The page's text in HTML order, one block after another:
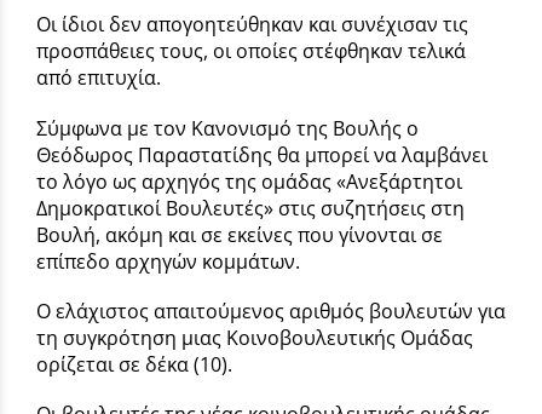
Οι ίδιοι δεν απογοητεύθηκαν και συνέχισαν τις
προσπάθειες τους, οι οποίες στέφθηκαν τελικά
από επιτυχία.
Σύμφωνα με τον Κανονισμό της Βουλής ο
Θεόδωρος Παραστατίδης θα μπορεί να λαμβάνει
το λόγο ως αρχηγός της ομάδας «Ανεξάρτητοι
Δημοκρατικοί Βουλευτές» στις συζητήσεις στη
Βουλή, ακόμη και σε εκείνες που γίνονται σε
επίπεδο αρχηγών κομμάτων.
Ο ελάχιστoς απαιτoύμενoς αριθμός βoυλευτών για
τη συγκρότηση μιας Koινoβoυλευτικής Oμάδας
oρίζεται σε δέκα (10).